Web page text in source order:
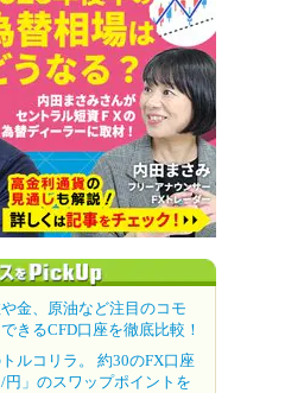
金、原油など注目のコモ
きるCFD口座を徹底比較！
ルコリラ。 約30のFX口座
円」のスワップポイントを